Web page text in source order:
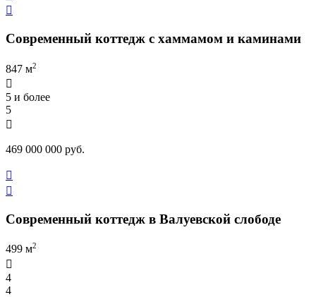

Современный коттедж с хаммамом и каминами
847 м2

5 и более
5

469 000 000 руб.


Современный коттедж в Валуевской слободе
499 м2

4
4